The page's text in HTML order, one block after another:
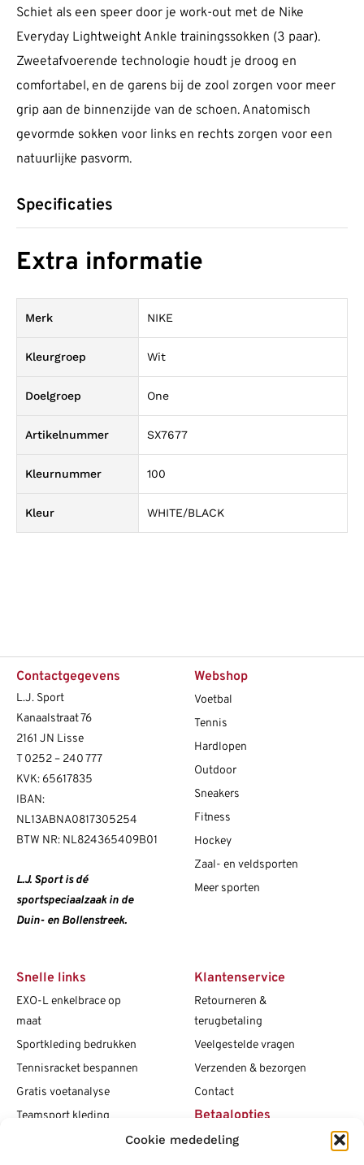
Cookie mededeling
Schiet als een speer door je work-out met de Nike
Everyday Lightweight Ankle trainingssokken (3 paar).
Zweetafvoerende technologie houdt je droog en
comfortabel, en de garens bij de zool zorgen voor meer
grip aan de binnenzijde van de schoen. Anatomisch
gevormde sokken voor links en rechts zorgen voor een
natuurlijke pasvorm.
Specificaties
Extra informatie
Merk NIKE
Kleurgroep Wit
Doelgroep One
Artikelnummer SX7677
Kleurnummer 100
Kleur WHITE/BLACK
Contactgegevens
L.J. Sport
Kanaalstraat 76
2161 JN Lisse
T0252 – 240 777
KVK: 65617835
IBAN:
NL13ABNA0817305254
BTW NR: NL824365409B01
L.J. Sport is dé
sportspeciaalzaak in de
Duin- en Bollenstreek.
Webshop
Voetbal
Tennis
Hardlopen
Outdoor
Sneakers
Fitness
Hockey
Zaal- en veldsporten
Meer sporten
Snelle links
EXO-L enkelbrace op
maat
Sportkleding bedrukken
Tennisracket bespannen
Gratis voetanalyse
Teamsport kleding
Klantenservice
Retourneren &
terugbetaling
Veelgestelde vragen
Verzenden & bezorgen
Contact
Betaalopties